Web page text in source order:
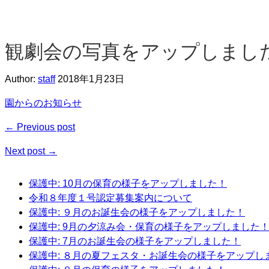
観劇会の写真をアップしまし
Author: staff 2018年1月23日
園からのお知らせ
← Previous post
Next post →
保護中: 10月の保育の様子をアップしました！
令和８年度１号認定募集案内について
保護中: ９月のお誕生会の様子をアップしました！
保護中: 9月の夕涼み会・保育の様子をアップしました！
保護中: 7月のお誕生会の様子をアップしました！
保護中: ８月の夏フェスタ・お誕生会の様子をアップし